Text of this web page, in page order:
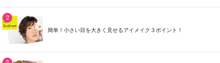
簡単！小さい目を大きく見せるアイメイク３ポイント！